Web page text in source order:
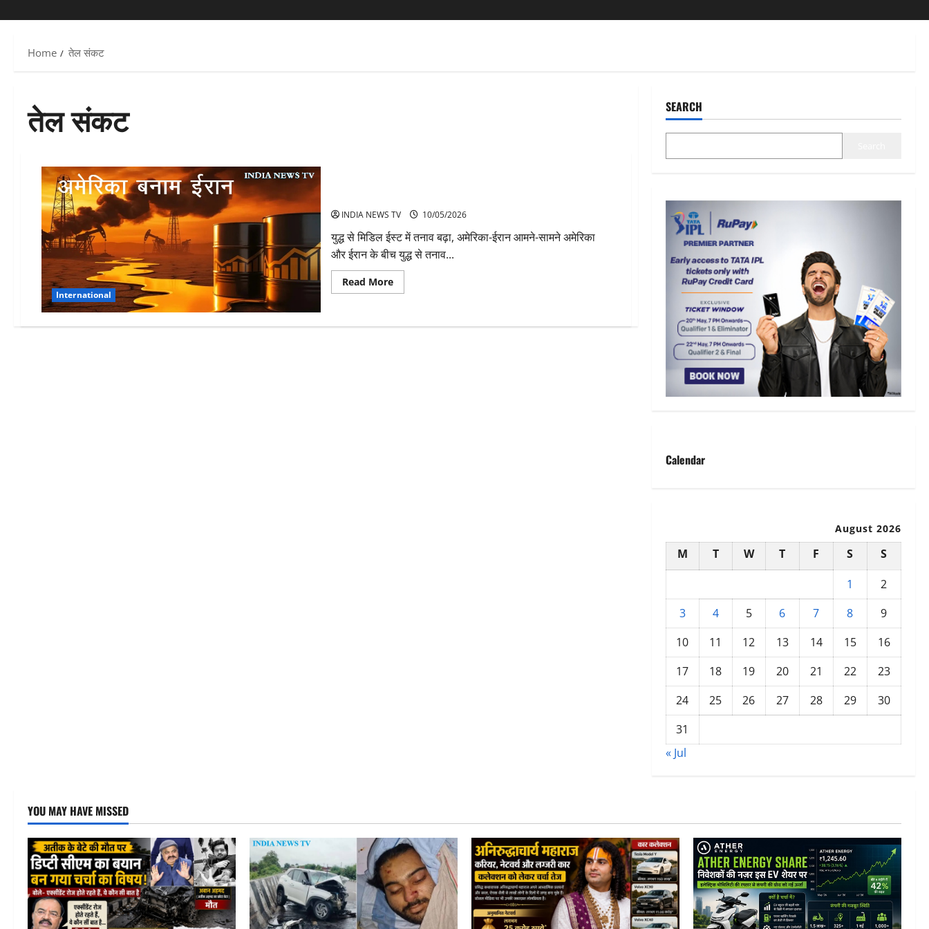
Home तेल संकट
तेल संकट
International
INDIA NEWS TV 10/05/2026
युद्ध से मिडिल ईस्ट में तनाव बढ़ा, अमेरिका-ईरान आमने-सामने अमेरिका
और ईरान के बीच युद्ध से तनाव...
Read MoreRead
more
बढ़ा
SEARCH
Calendar
August 2026
M T W T F S
S
1
2
3
4 5 6 7 8
9
10
11 12 13 14 15
16
17
18 19 20 21 22
23
24
25 26 27 28 29
30
31
« Jul
YOU MAY HAVE MISSED